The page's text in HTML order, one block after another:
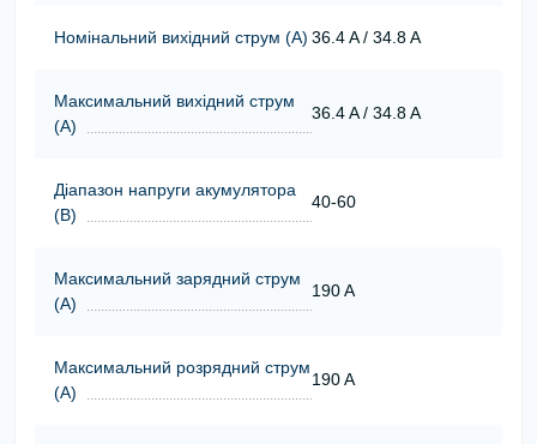
Номінальний вихідний струм (А) 36.4 A / 34.8 A
Максимальний вихідний струм
(А)
36.4 A / 34.8 A
Діапазон напруги акумулятора
(В)
40-60
Максимальний зарядний струм
(А)
190 A
Максимальний розрядний струм
(А)
190 A